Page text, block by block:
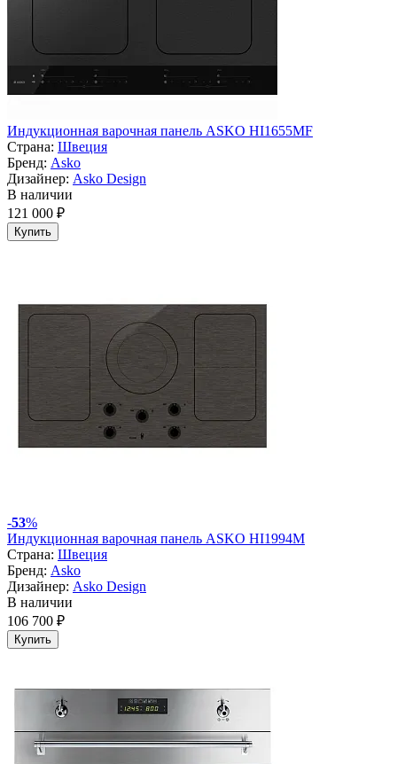
Индукционная варочная панель ASKO HI1655MF
Страна: Швеция
Бренд: Asko
Дизайнер: Asko Design
В наличии
121 000 ₽
Купить
-53%
Индукционная варочная панель ASKO HI1994M
Страна: Швеция
Бренд: Asko
Дизайнер: Asko Design
В наличии
106 700 ₽
Купить